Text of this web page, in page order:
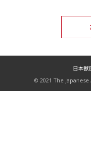
日本獣
© 2021 The